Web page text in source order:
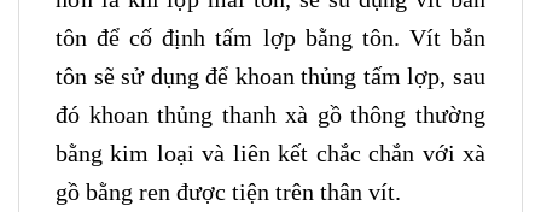
tôn để cố định tấm lợp bằng tôn. Vít bắn
tôn sẽ sử dụng để khoan thủng tấm lợp, sau
đó khoan thủng thanh xà gồ thông thường
bằng kim loại và liên kết chắc chắn với xà
gồ bằng ren được tiện trên thân vít.